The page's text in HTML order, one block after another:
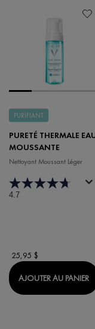
PURIFIANT
PURETÉ THERMALE
MOUSSANTE
Nettoyant Moussant Léger
4.7
25,95 $
AJOUTER AU PANIER